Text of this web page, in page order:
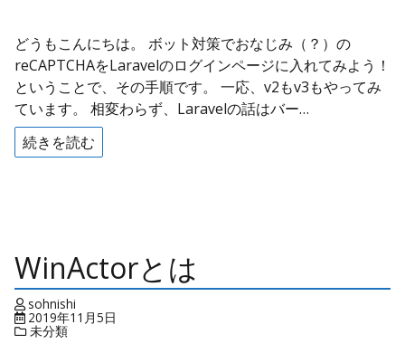
どうもこんにちは。 ボット対策でおなじみ（？）の
reCAPTCHAをLaravelのログインページに入れてみよう！
ということで、その手順です。 一応、v2もv3もやってみ
ています。 相変わらず、Laravelの話はバー…
続きを読む
WinActorとは
sohnishi
2019年11月5日
未分類